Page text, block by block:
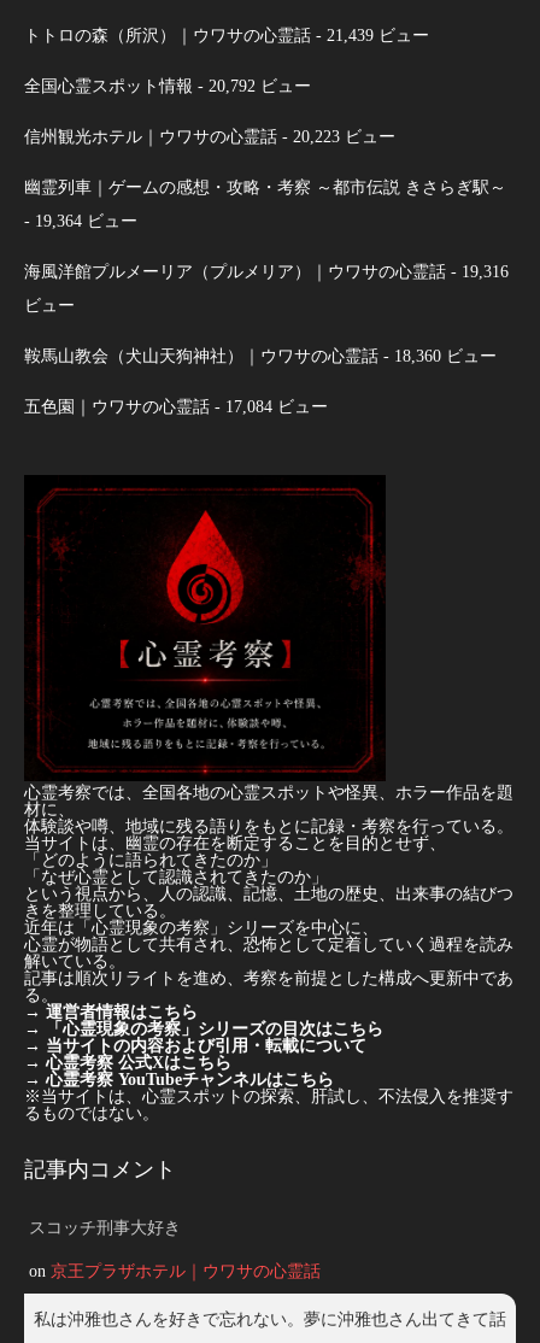
トトロの森（所沢）｜ウワサの心霊話 - 21,439 ビュー
全国心霊スポット情報 - 20,792 ビュー
信州観光ホテル｜ウワサの心霊話 - 20,223 ビュー
幽霊列車｜ゲームの感想・攻略・考察 ～都市伝説 きさらぎ駅～
- 19,364 ビュー
海風洋館プルメーリア（プルメリア）｜ウワサの心霊話 - 19,316
ビュー
鞍馬山教会（犬山天狗神社）｜ウワサの心霊話 - 18,360 ビュー
五色園｜ウワサの心霊話 - 17,084 ビュー
心霊考察では、全国各地の心霊スポットや怪異、ホラー作品を題
材に、
体験談や噂、地域に残る語りをもとに記録・考察を行っている。
当サイトは、幽霊の存在を断定することを目的とせず、
「どのように語られてきたのか」
「なぜ心霊として認識されてきたのか」
という視点から、人の認識、記憶、土地の歴史、出来事の結びつ
きを整理している。
近年は「心霊現象の考察」シリーズを中心に、
心霊が物語として共有され、恐怖として定着していく過程を読み
解いている。
記事は順次リライトを進め、考察を前提とした構成へ更新中であ
る。
→ 運営者情報はこちら
→
「心霊現象の考察」シリーズの目次はこちら
→ 当サイトの内容および引用・転載について
→ 心霊考察 公式Xはこちら
→ 心霊考察 YouTubeチャンネルはこちら
※当サイトは、心霊スポットの探索、肝試し、不法侵入を推奨す
るものではない。
記事内コメント
スコッチ刑事大好き
on 京王プラザホテル｜ウワサの心霊話
私は沖雅也さんを好きで忘れない。夢に沖雅也さん出てきて話